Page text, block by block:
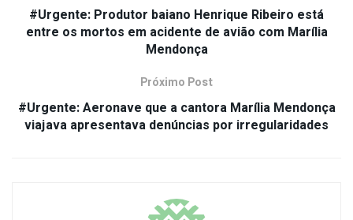
#Urgente: Produtor baiano Henrique Ribeiro está
entre os mortos em acidente de avião com Marília
Mendonça
Próximo Post
#Urgente: Aeronave que a cantora Marília Mendonça
viajava apresentava denúncias por irregularidades